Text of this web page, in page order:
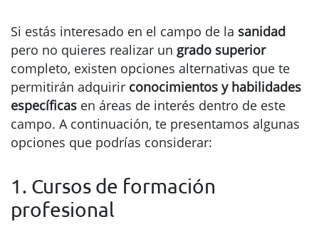
Si estás interesado en el campo de la sanidad
pero no quieres realizar un grado superior
completo, existen opciones alternativas que te
permitirán adquirir conocimientos y habilidades
específicas en áreas de interés dentro de este
campo. A continuación, te presentamos algunas
opciones que podrías considerar:
1. Cursos de formación
profesional